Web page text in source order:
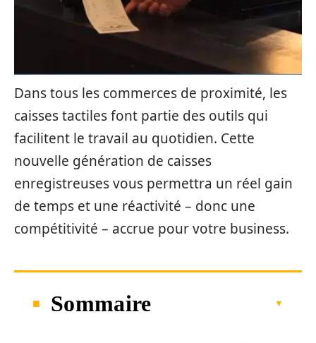
Dans tous les commerces de proximité, les
caisses tactiles font partie des outils qui
facilitent le travail au quotidien. Cette
nouvelle génération de caisses
enregistreuses vous permettra un réel gain
de temps et une réactivité – donc une
compétitivité – accrue pour votre business.
Sommaire